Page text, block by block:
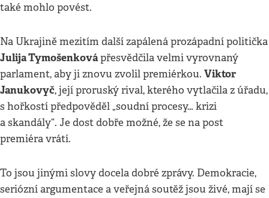
také mohlo povést.
Na Ukrajině mezitím další zapálená prozápadní politička
Julija Tymošenkovápřesvědčila velmi vyrovnaný
parlament, aby ji znovu zvolil premiérkou. Viktor
Janukovyč, její proruský rival, kterého vytlačila z úřadu,
s hořkostí předpověděl „soudní procesy… krizi
a skandály“. Je dost dobře možné, že se na post
premiéra vrátí.
To jsou jinými slovy docela dobré zprávy. Demokracie,
seriózní argumentace a veřejná soutěž jsou živé, mají se